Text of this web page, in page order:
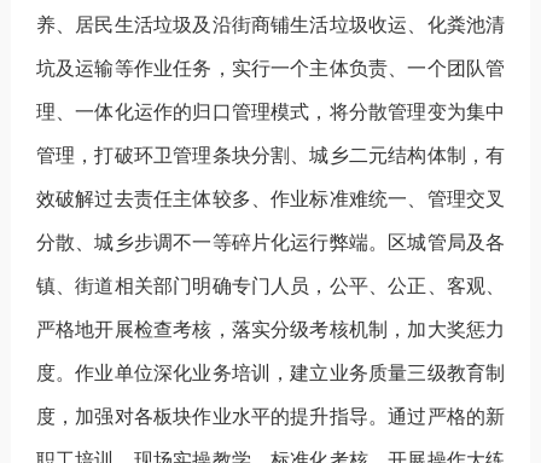
养、居民生活垃圾及沿街商铺生活垃圾收运、化粪池清
坑及运输等作业任务，实行一个主体负责、一个团队管
理、一体化运作的归口管理模式，将分散管理变为集中
管理，打破环卫管理条块分割、城乡二元结构体制，有
效破解过去责任主体较多、作业标准难统一、管理交叉
分散、城乡步调不一等碎片化运行弊端。区城管局及各
镇、街道相关部门明确专门人员，公平、公正、客观、
严格地开展检查考核，落实分级考核机制，加大奖惩力
度。作业单位深化业务培训，建立业务质量三级教育制
度，加强对各板块作业水平的提升指导。通过严格的新